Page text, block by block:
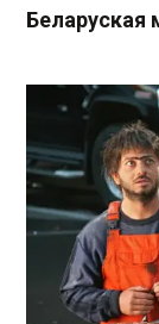
Беларуская